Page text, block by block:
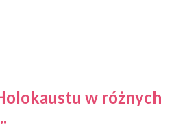
w różnych